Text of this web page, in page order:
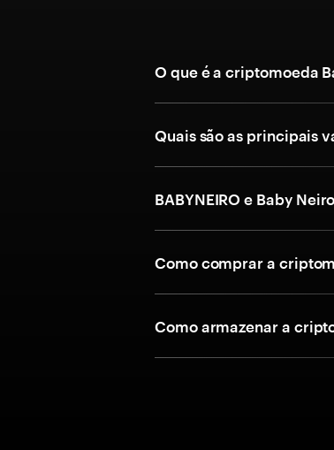
O que é a criptomoeda
Quais são as principais
BABYNEIRO e Baby
Como comprar a
Como armazenar a